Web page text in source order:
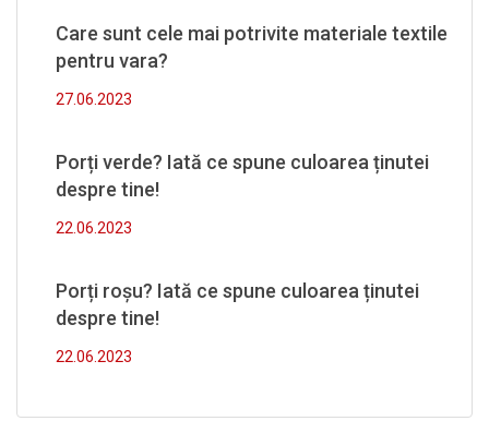
Care sunt cele mai potrivite materiale textile
pentru vara?
27.06.2023
Porți verde? Iată ce spune culoarea ținutei
despre tine!
22.06.2023
Porți roșu? Iată ce spune culoarea ținutei
despre tine!
22.06.2023